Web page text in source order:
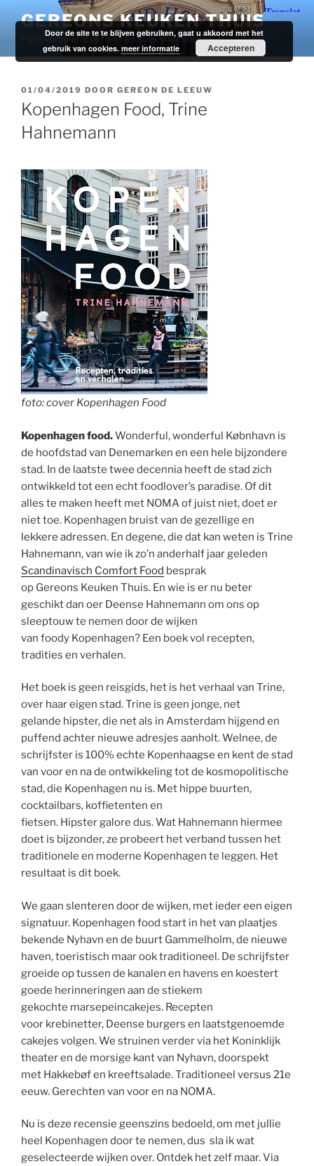
naar
inhoud
GEREONS KEUKEN THUIS
Fijne verhalen over wijn en spijs voor alledag.
GEPLAATST
OP
01/04/2019 DOOR GEREON DE LEEUW
Kopenhagen Food, Trine
Hahnemann
foto: cover Kopenhagen Food
Kopenhagen food.Wonderful, wonderful Købnhavn is
de hoofdstad van Denemarken en een hele bijzondere
stad. In de laatste twee decennia heeft de stad zich
ontwikkeld tot een echt foodlover’s paradise. Of dit
alles te maken heeft met NOMA of juist niet, doet er
niet toe. Kopenhagen bruist van de gezellige en
lekkere adressen. En degene, die dat kan weten is Trine
Hahnemann, van wie ik zo’n anderhalf jaar geleden
Scandinavisch Comfort Food besprak
op Gereons Keuken Thuis. En wie is er nu beter
geschikt dan oer Deense Hahnemann om ons op
sleeptouw te nemen door de wijken
van foody Kopenhagen? Een boek vol recepten,
tradities en verhalen.
Het boek is geen reisgids, het is het verhaal van Trine,
over haar eigen stad. Trine is geen jonge, net
gelande hipster, die net als in Amsterdam hijgend en
puffend achter nieuwe adresjes aanholt. Welnee, de
schrijfster is 100% echte Kopenhaagse en kent de stad
van voor en na de ontwikkeling tot de kosmopolitische
stad, die Kopenhagen nu is. Met hippe buurten,
cocktailbars, koffietenten en
fietsen. Hipster galore dus. Wat Hahnemann hiermee
doet is bijzonder, ze probeert het verband tussen het
traditionele en moderne Kopenhagen te leggen. Het
resultaat is dit boek.
We gaan slenteren door de wijken, met ieder een eigen
signatuur. Kopenhagen food start in het van plaatjes
bekende Nyhavn en de buurt Gammelholm, de nieuwe
haven, toeristisch maar ook traditioneel. De schrijfster
groeide op tussen de kanalen en havens en koestert
goede herinneringen aan de stiekem
gekochte marsepeincakejes. Recepten
voor krebinetter, Deense burgers en laatstgenoemde
cakejes volgen. We struinen verder via het Koninklijk
theater en de morsige kant van Nyhavn, doorspekt
met Hakkebøf en kreeftsalade. Traditioneel versus 21e
eeuw. Gerechten van voor en na NOMA.
Nu is deze recensie geenszins bedoeld, om met jullie
heel Kopenhagen door te nemen, dus sla ik wat
geselecteerde wijken over. Ontdek het zelf maar. Via
Door de site te te blijven gebruiken, gaat u akkoord met het
gebruik van cookies.meer informatie Accepteren